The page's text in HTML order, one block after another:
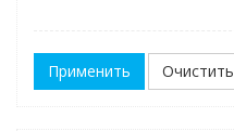
Очистить